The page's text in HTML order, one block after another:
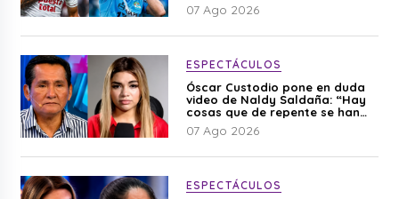
07 Ago 2026
ESPECTÁCULOS
Óscar Custodio pone en duda
video de Naldy Saldaña: “Hay
cosas que de repente se han
editado”
07 Ago 2026
ESPECTÁCULOS